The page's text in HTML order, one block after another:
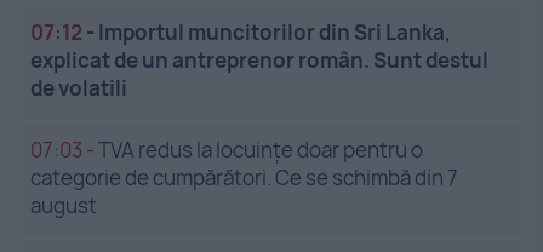
07:12 - Importul muncitorilor din Sri Lanka,
explicat de un antreprenor român. Sunt destul
de volatili
07:03 -TVA redus la locuințe doar pentru o
categorie de cumpărători. Ce se schimbă din 7
august